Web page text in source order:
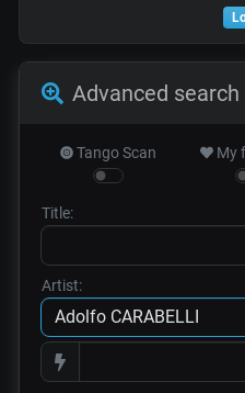
Advanced search
Tango Scan My
Title:
Artist: